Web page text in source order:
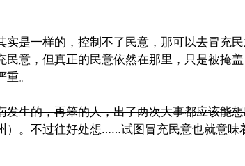
实是一样的，控制不了民意，那可以去冒充
民意，但真正的民意依然在那里，只是被掩
。
发生的，再笨的人，出了两次大事都应该能
）。不过往好处想……试图冒充民意也就意味